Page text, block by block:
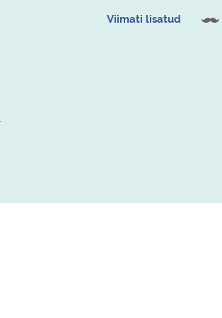
Viimati lisatud